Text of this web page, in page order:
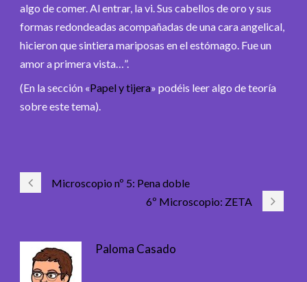
algo de comer. Al entrar, la vi. Sus cabellos de oro y sus
formas redondeadas acompañadas de una cara angelical,
hicieron que sintiera mariposas en el estómago. Fue un
amor a primera vista…”.
(En la sección «Papel y tijera» podéis leer algo de teoría
sobre este tema).
Microscopio nº 5: Pena doble
6º Microscopio: ZETA
Paloma Casado